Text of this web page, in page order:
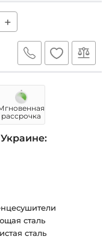
+
рассрочка
сталь
сталь